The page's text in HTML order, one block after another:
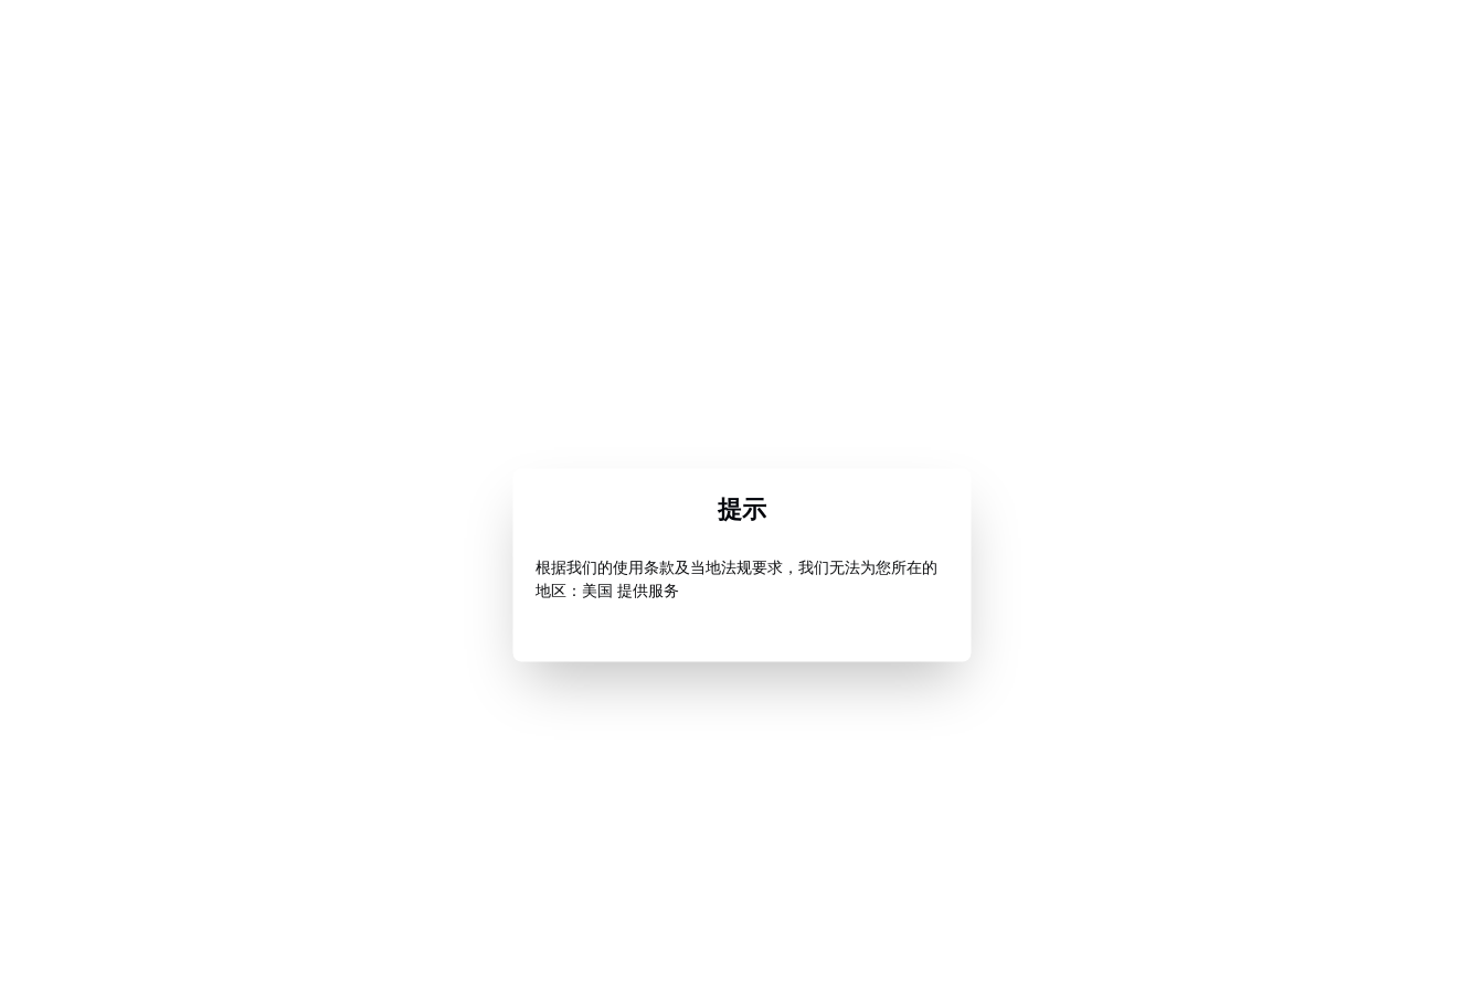
提示
根据我们的使用条款及当地法规要求，我们无法为您所在的
地区：美国 提供服务